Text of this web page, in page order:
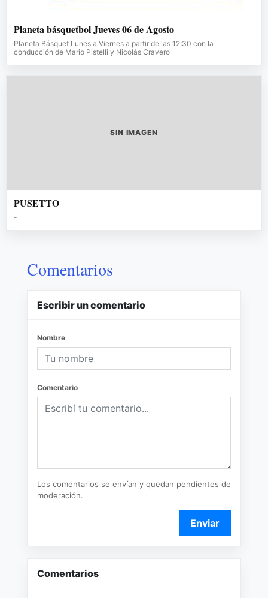
Planeta básquetbol Jueves 06 de Agosto
Planeta Básquet Lunes a Viernes a partir de las 12:30 con la
conducción de Mario Pistelli y Nicolás Cravero
SIN IMAGEN
PUSETTO
-
Comentarios
Escribir un comentario
Nombre
Comentario
Los comentarios se envían y quedan pendientes de
moderación.
Enviar
Comentarios